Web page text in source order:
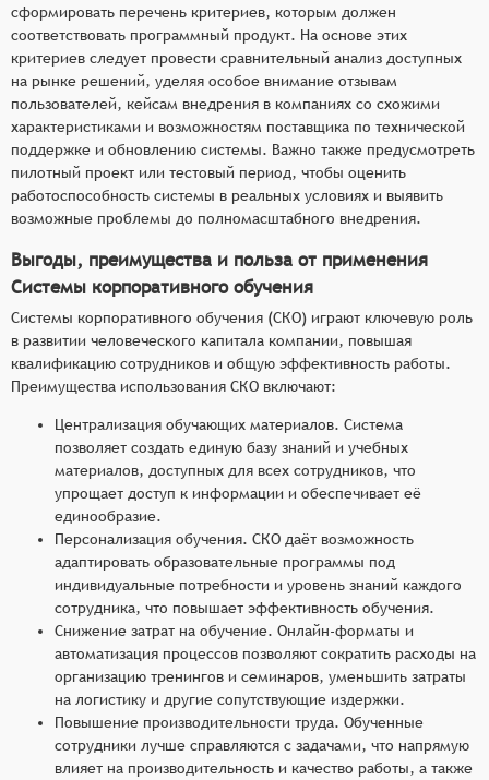
сформировать перечень критериев, которым должен
соответствовать программный продукт. На основе этих
критериев следует провести сравнительный анализ доступных
на рынке решений, уделяя особое внимание отзывам
пользователей, кейсам внедрения в компаниях со схожими
характеристиками и возможностям поставщика по технической
поддержке и обновлению системы. Важно также предусмотреть
пилотный проект или тестовый период, чтобы оценить
работоспособность системы в реальных условиях и выявить
возможные проблемы до полномасштабного внедрения.
Выгоды, преимущества и польза от применения
Системы корпоративного обучения
Системы корпоративного обучения (СКО) играют ключевую роль
в развитии человеческого капитала компании, повышая
квалификацию сотрудников и общую эффективность работы.
Преимущества использования СКО включают:
Централизация обучающих материалов. Система
позволяет создать единую базу знаний и учебных
материалов, доступных для всех сотрудников, что
упрощает доступ к информации и обеспечивает её
единообразие.
Персонализация обучения. СКО даёт возможность
адаптировать образовательные программы под
индивидуальные потребности и уровень знаний каждого
сотрудника, что повышает эффективность обучения.
Снижение затрат на обучение. Онлайн-форматы и
автоматизация процессов позволяют сократить расходы на
организацию тренингов и семинаров, уменьшить затраты
на логистику и другие сопутствующие издержки.
Повышение производительности труда. Обученные
сотрудники лучше справляются с задачами, что напрямую
влияет на производительность и качество работы, а также